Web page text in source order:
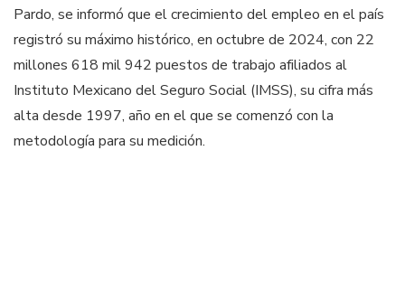
Pardo, se informó que el crecimiento del empleo en el país
registró su máximo histórico, en octubre de 2024, con 22
millones 618 mil 942 puestos de trabajo afiliados al
Instituto Mexicano del Seguro Social (IMSS), su cifra más
alta desde 1997, año en el que se comenzó con la
metodología para su medición.